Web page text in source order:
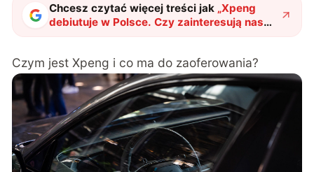
Chcesz czytać więcej treści jak „Xpeng
debiutuje w Polsce. Czy zainteresują nas
nowe auta elektryczne?"?
Czym jest Xpeng i co ma do zaoferowania?